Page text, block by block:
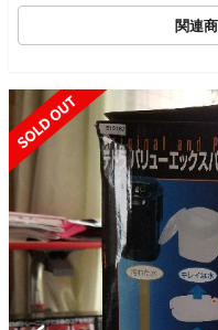
関連
SOLD OUT